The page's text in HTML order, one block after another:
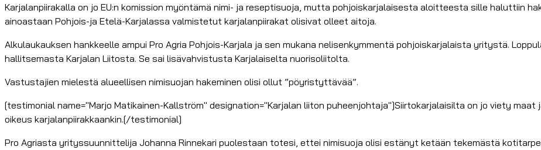
Karjalanpiirakalla on jo EU:n komission myöntämä nimi- ja reseptisuoja, mutta pohjoiskarjalaisesta aloitteesta sille haluttiin
ainoastaan Pohjois-ja Etelä-Karjalassa valmistetut karjalanpiirakat olisivat olleet aitoja.
Alkulaukauksen hankkeelle ampui Pro Agria Pohjois-Karjala ja sen mukana nelisenkymmentä pohjoiskarjalaista yritystä.
hallitsemasta Karjalan Liitosta. Se sai lisävahvistusta Karjalaiselta nuorisoliitolta.
Vastustajien mielestä alueellisen nimisuojan hakeminen olisi ollut ”pöyristyttävää”.
[testimonial name="Marjo Matikainen-Kallström" designation="Karjalan liiton puheenjohtaja"]Siirtokarjalaisilta on jo viety
oikeus karjalanpiirakkaankin.[/testimonial]
Pro Agriasta yrityssuunnittelija Johanna Rinnekari puolestaan totesi, ettei nimisuoja olisi estänyt ketään tekemästä